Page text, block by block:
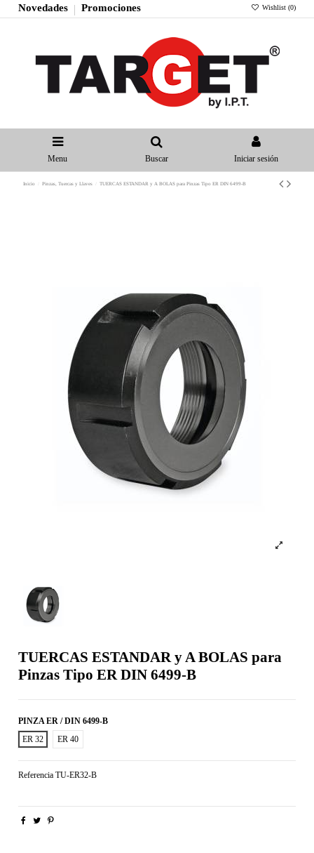
Novedades Promociones Wishlist (0)
Menu Buscar Iniciar sesión
Inicio Pinzas, Tuercas y Llaves TUERCAS ESTANDAR y A BOLAS para Pinzas Tipo ER DIN 6499-B
TUERCAS ESTANDAR y A BOLAS para
Pinzas Tipo ER DIN 6499-B
PINZA ER / DIN 6499-B
ER 32
ER 40
Referencia TU-ER32-B